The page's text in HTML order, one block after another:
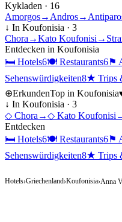
Kykladen · 16
Amorgos→ Andros→
↓ In Koufonisia · 3
Chora →Kato Koufonisi →
Entdecken in Koufonisia
🛏 Hotels6🍽 Restaurants6⚑
Sehenswürdigkeiten8★ Trips
⊕ErkundenTop in Koufonisia
↓ In Koufonisia · 3
◇ Chora →◇ Kato Koufonisi
Entdecken
🛏 Hotels6🍽 Restaurants6⚑
Sehenswürdigkeiten8★ Trips
Hotels›Griechenland›Koufonisia›Anna